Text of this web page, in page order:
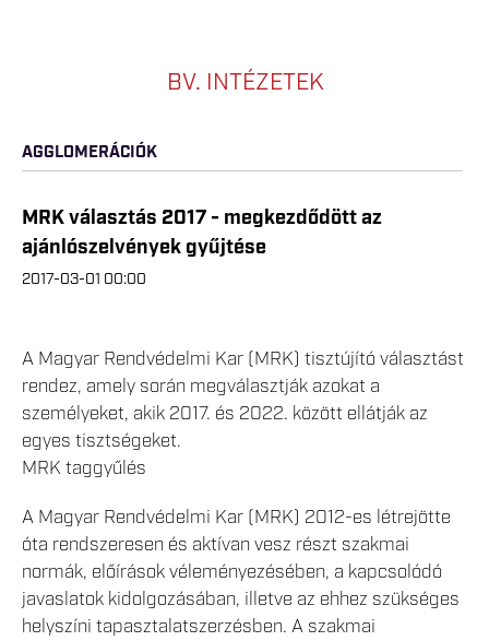
BV. INTÉZETEK
AGGLOMERÁCIÓK
MRK választás 2017 - megkezdődött az
ajánlószelvények gyűjtése
2017-03-01 00:00
A Magyar Rendvédelmi Kar (MRK) tisztújító választást
rendez, amely során megválasztják azokat a
személyeket, akik 2017. és 2022. között ellátják az
egyes tisztségeket.
MRK taggyűlés
A Magyar Rendvédelmi Kar (MRK) 2012-es létrejötte
óta rendszeresen és aktívan vesz részt szakmai
normák, előírások véleményezésében, a kapcsolódó
javaslatok kidolgozásában, illetve az ehhez szükséges
helyszíni tapasztalatszerzésben. A szakmai